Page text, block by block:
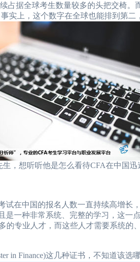
占据全球考生数量较多的头把交椅
实上，这个数字在全球也能排到第二
想听听他是怎么看待CFA在中国迅
在中国的报名人数一直持续高增长
是一种非常系统、完整的学习，这一
专业人才，而这些人才需要系统的
Finance)这几种证书，不知道该选